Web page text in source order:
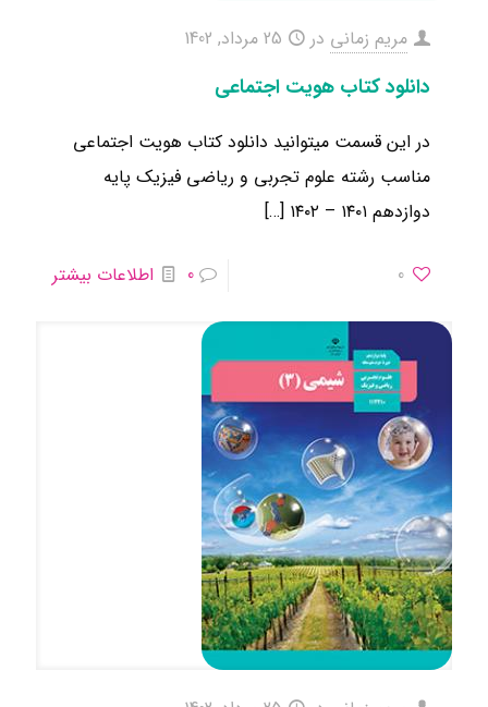
مریم زمانی در 25 مرداد, 1402
دانلود کتاب هویت اجتماعی
در این قسمت میتوانید دانلود کتاب هویت اجتماعی
مناسب رشته علوم تجربی و ریاضی فیزیک ​پایه
دوازدهم ۱۴۰۱ – ۱۴۰۲
[…]
0
0 اطلاعات بیشتر